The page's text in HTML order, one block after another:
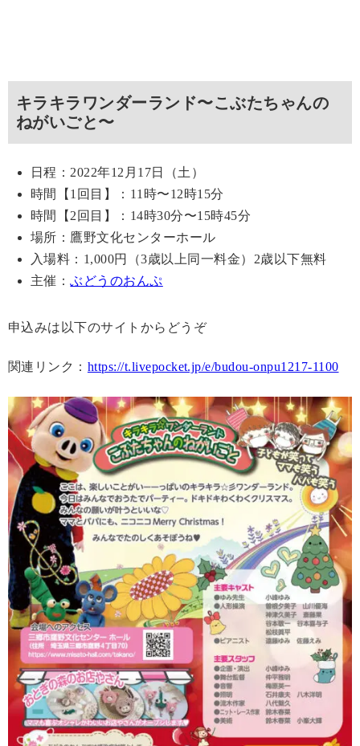
キラキラワンダーランド〜こぶたちゃんの
ねがいごと〜
日程：2022年12月17日（土）
時間【1回目】：11時〜12時15分
時間【2回目】：14時30分〜15時45分
場所：鷹野文化センターホール
入場料：1,000円（3歳以上同一料金）2歳以下無料
主催：ぶどうのおんぷ
申込みは以下のサイトからどうぞ
関連リンク： https://t.livepocket.jp/e/budou-onpu1217-1100